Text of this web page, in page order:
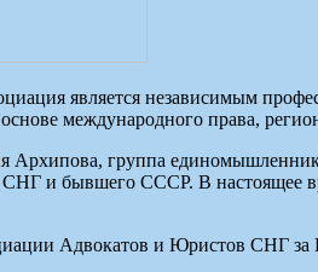
является независимым
международного права,
Архипова, группа
и бывшего СССР. В настоящее
Адвокатов и Юристов СНГ за